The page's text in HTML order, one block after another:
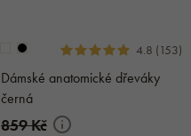
4.8 (153)
Dámské anatomické dřeváky
černá
859 Kč